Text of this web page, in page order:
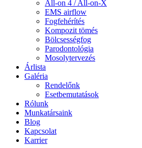
All-on 4 / All-on-X
EMS airflow
Fogfehérítés
Kompozit tömés
Bölcsességfog
Parodontológia
Mosolytervezés
Árlista
Galéria
Rendelőnk
Esetbemutatások
Rólunk
Munkatársaink
Blog
Kapcsolat
Karrier